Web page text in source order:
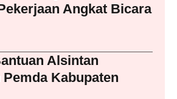
Angkat Bicara
Alsintan
Kabupaten